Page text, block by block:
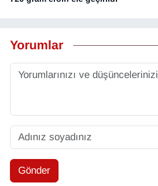
Yorumlar
Gönder